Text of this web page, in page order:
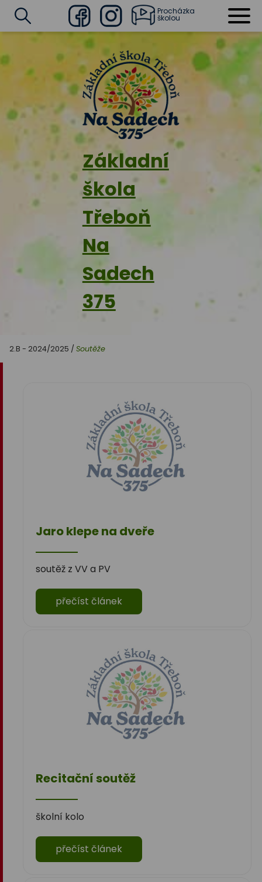
Základní
škola
Třeboň
Na
Sadech
375
FacebookInstagram
Procházka
školou
2.B - 2024/2025 / Soutěže
Jaro klepe na dveře
soutěž z VV a PV
přečíst článek
Recitační soutěž
školní kolo
přečíst článek